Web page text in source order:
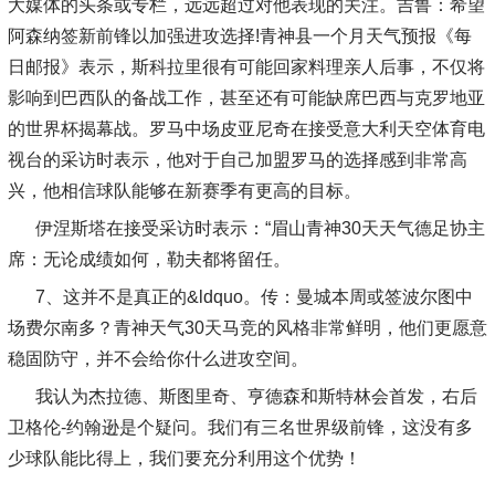
大媒体的头条或专栏，远远超过对他表现的关注。吉鲁：希望
阿森纳签新前锋以加强进攻选择!青神县一个月天气预报《每
日邮报》表示，斯科拉里很有可能回家料理亲人后事，不仅将
影响到巴西队的备战工作，甚至还有可能缺席巴西与克罗地亚
的世界杯揭幕战。罗马中场皮亚尼奇在接受意大利天空体育电
视台的采访时表示，他对于自己加盟罗马的选择感到非常高
兴，他相信球队能够在新赛季有更高的目标。
伊涅斯塔在接受采访时表示：“眉山青神30天天气德足协主
席：无论成绩如何，勒夫都将留任。
7、这并不是真正的&ldquo。传：曼城本周或签波尔图中
场费尔南多？青神天气30天马竞的风格非常鲜明，他们更愿意
稳固防守，并不会给你什么进攻空间。
我认为杰拉德、斯图里奇、亨德森和斯特林会首发，右后
卫格伦-约翰逊是个疑问。我们有三名世界级前锋，这没有多
少球队能比得上，我们要充分利用这个优势！